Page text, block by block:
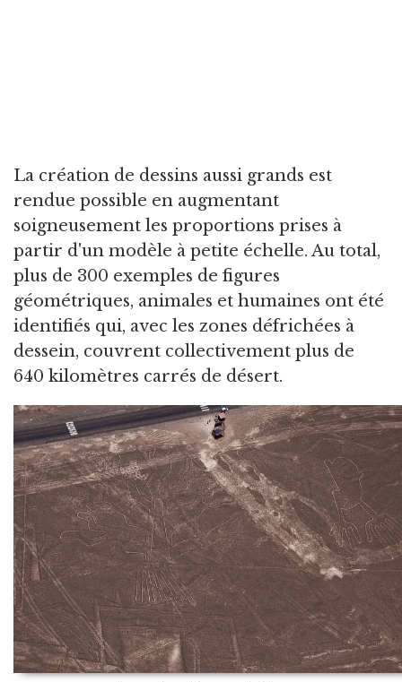
La création de dessins aussi grands est
rendue possible en augmentant
soigneusement les proportions prises à
partir d'un modèle à petite échelle. Au total,
plus de 300 exemples de figures
géométriques, animales et humaines ont été
identifiés qui, avec les zones défrichées à
dessein, couvrent collectivement plus de
640 kilomètres carrés de désert.